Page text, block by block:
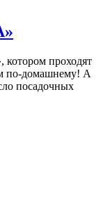
котором проходят
по-домашнему! А
посадочных